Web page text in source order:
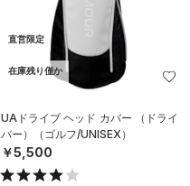
直営限定
在庫残り僅か
UAドライブ ヘッド カバー （ドライ
バー）（ゴルフ/UNISEX）
￥5,500